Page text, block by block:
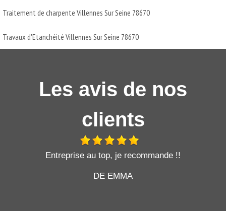
Traitement de charpente Villennes Sur Seine 78670
Travaux d'Etanchéité Villennes Sur Seine 78670
Les avis de nos
clients
Entreprise au top, je recommande !!
DE EMMA